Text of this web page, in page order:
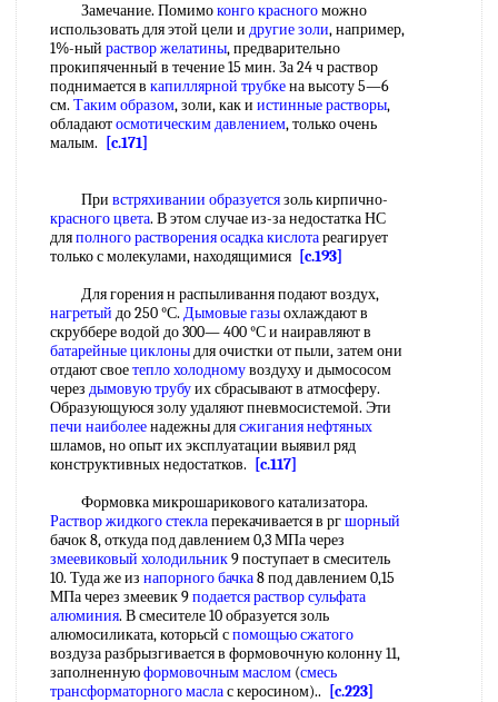
Замечание. Помимоконго красногоможно
использовать для этой цели и другие золи, например,
1%-ный раствор желатины, предварительно
прокипяченный в течение 15 мин. За 24 ч раствор
поднимается в капиллярной трубкена высоту 5—6
см. Таким образом, золи, как и истинные растворы,
обладаютосмотическим давлением, только очень
малым.
[c.171]
При встряхивании образуетсязоль кирпично-
красного цвета. В этом случае из-за недостатка НС
дляполного растворенияосадка кислотареагирует
только с молекулами, находящимися [c.193]
Для горения н распыливання подают воздух,
нагретый до 250 °С. Дымовые газыохлаждают в
скруббере водой до 300— 400 °С и наиравляют в
батарейные циклоныдля очистки от пыли, затем они
отдают своетепло холодномувоздуху и дымососом
через дымовую трубуих сбрасывают в атмосферу.
Образующуюся золу удаляют пневмосистемой. Эти
печи наиболеенадежны длясжигания нефтяных
шламов, но опыт их эксплуатации выявил ряд
конструктивных недостатков.
[c.117]
Формовка микрошарикового катализатора.
Раствор жидкого стеклаперекачивается в ргшорный
бачок 8, откуда под давлением 0,3 МПа через
змеевиковый холодильник9 поступает в смеситель
10. Туда же из напорного бачка8 под давлением 0,15
МПа через змеевик 9подается растворсульфата
алюминия. В смесителе 10 образуется золь
алюмосиликата, которьсй спомощью сжатого
воздуза разбрызгивается в формовочную колонну 11,
заполненнуюформовочным маслом (смесь
трансформаторного маслас керосином)..
[c.223]